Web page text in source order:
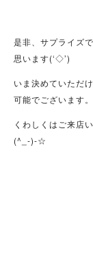
是非、サプライズ
思います(‘◇’)ゞ
いま決めていただ
可能でございます。
くわしくはご来店
(^_-)-☆